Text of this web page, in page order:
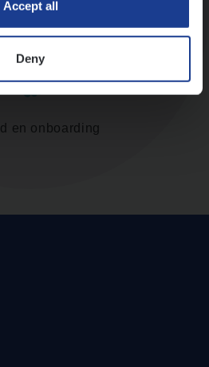
Accept all
Deny
met leidinggevende
en onboarding